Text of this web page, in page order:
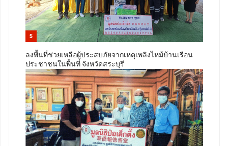
5
ลงพื้นที่ช่วยเหลือผู้ประสบภัยจากเหตุเพลิงไหม้บ้านเรือน
ประชาชนในพื้นที่ จังหวัดสระบุรี